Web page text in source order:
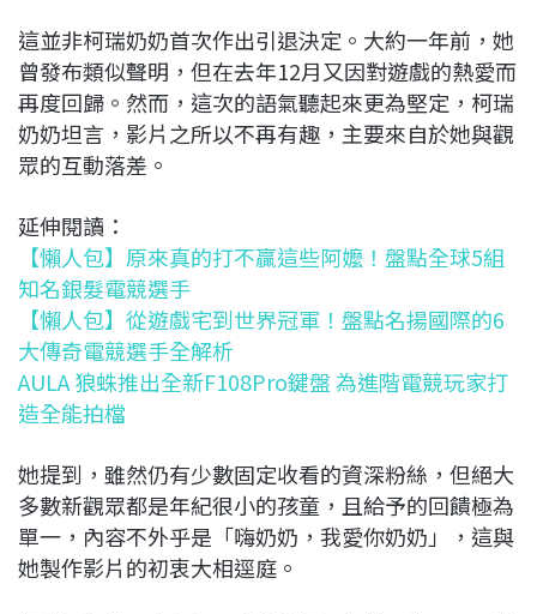
這並非柯瑞奶奶首次作出引退決定。大約一年前，她
曾發布類似聲明，但在去年12月又因對遊戲的熱愛而
再度回歸。然而，這次的語氣聽起來更為堅定，柯瑞
奶奶坦言，影片之所以不再有趣，主要來自於她與觀
眾的互動落差。
延伸閱讀：
【懶人包】原來真的打不贏這些阿嬤！盤點全球5組
知名銀髮電競選手
【懶人包】從遊戲宅到世界冠軍！盤點名揚國際的6
大傳奇電競選手全解析
AULA 狼蛛推出全新F108Pro鍵盤 為進階電競玩家打
造全能拍檔
她提到，雖然仍有少數固定收看的資深粉絲，但絕大
多數新觀眾都是年紀很小的孩童，且給予的回饋極為
單一，內容不外乎是「嗨奶奶，我愛你奶奶」，這與
她製作影片的初衷大相逕庭。